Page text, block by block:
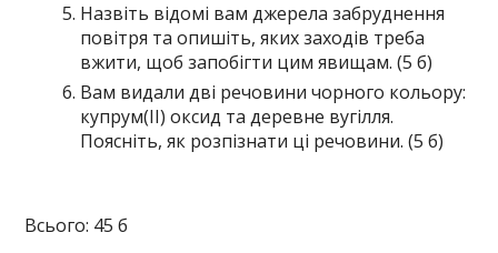
Назвіть відомі вам джерела забруднення
повітря та опишіть, яких заходів треба
вжити, щоб запобігти цим явищам. (5 б)
Вам видали дві речовини чорного кольору:
купрум(ІІ) оксид та деревне вугілля.
Поясніть, як розпізнати ці речовини. (5 б)
Всього: 45 б